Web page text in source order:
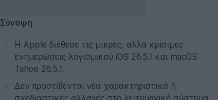
Σύνοψη
Η Apple διέθεσε τις μικρές, αλλά κρίσιμες
ενημερώσεις λογισμικού iOS 26.5.1 και macOS
Tahoe 26.5.1.
Δεν προστίθενται νέα χαρακτηριστικά ή
σχεδιαστικές αλλαγές στο λειτουργικό σύστημα.